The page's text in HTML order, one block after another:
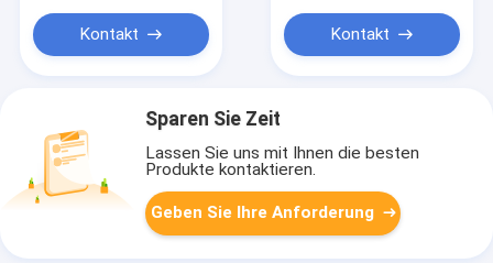
Kontakt Kontakt
Sparen Sie Zeit
Lassen Sie uns mit Ihnen die besten
Produkte kontaktieren.
Geben Sie Ihre Anforderung